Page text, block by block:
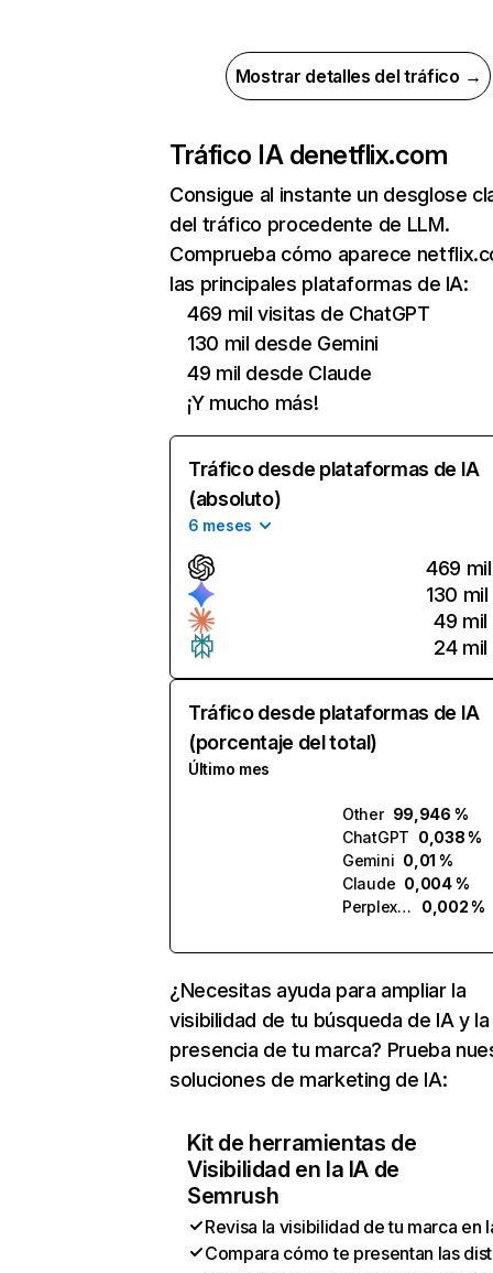
Mostrar detalles del tráfico →
Tráfico IA denetflix.com
Consigue al instante un desglose
del tráfico procedente de LLM.
Comprueba cómo aparece
las principales plataformas de IA:
469 mil visitas de ChatGPT
130 mil desde Gemini
49 mil desde Claude
¡Y mucho más!
Tráfico desde plataformas de IA
(absoluto)
6 meses
469 mil
130 mil
49 mil
24 mil
Tráfico desde plataformas de IA
(porcentaje del total)
Último mes
Other 99,946 %
ChatGPT 0,038 %
Gemini 0,01 %
Claude 0,004 %
Perplexity
0,002 %
¿Necesitas ayuda para ampliar la
visibilidad de tu búsqueda de IA y la
presencia de tu marca? Prueba
soluciones de marketing de IA:
Kit de herramientas de
Visibilidad en la IA de
Semrush
Revisa la visibilidad de tu marca en
Compara cómo te presentan las